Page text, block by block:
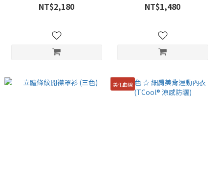
NT$2,180 NT$1,480
美化曲線